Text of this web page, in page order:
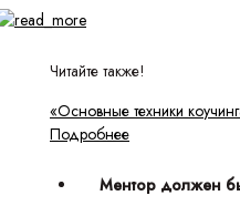
Читайте также!
«Основные техники
Подробнее
Ментор должен